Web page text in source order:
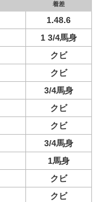
着差
1.48.6
1 3/4馬身
クビ
クビ
3/4馬身
クビ
クビ
3/4馬身
1馬身
クビ
クビ